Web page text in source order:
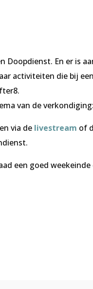
Doopdienst. En er is
activiteiten die bij
van de
via de livestream of
een goed